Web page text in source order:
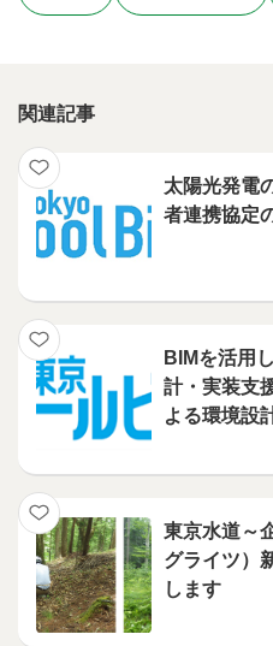
関連記事
太陽光発電
者連携協定
BIMを活用
計・実装支
よる環境設
東京水道～
グライツ）
します